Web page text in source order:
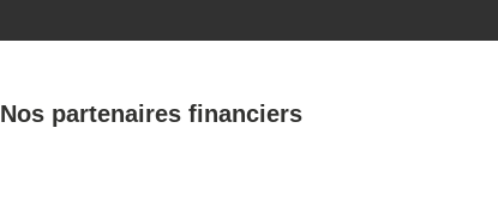
Nos partenaires financiers